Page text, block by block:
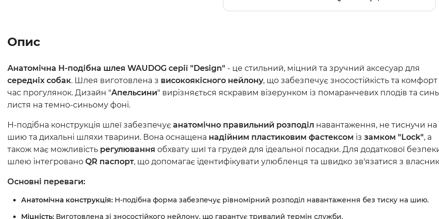
Ветеринарні аксесуари
Опис
Анатомічна Н-подібна шлея WAUDOG серії "Design" - це стильний, міцний та зручний аксесуар для
середніх собак. Шлея виготовлена з високоякісного нейлону, що забезпечує зносостійкість та комфорт
час прогулянок. Дизайн "Апельсини" вирізняється яскравим візерунком із помаранчевих плодів та
листя на темно-синьому фоні.
Н-подібна конструкція шлеї забезпечує анатомічно правильний розподіл навантаження, не тиснучи на
шию та дихальні шляхи тварини. Вона оснащена надійним пластиковим фастексом із замком "Lock", а
також має можливість регулювання обхвату шиї та грудей для ідеальної посадки. Для додаткової
шлею інтегровано QR паспорт, що допомагає ідентифікувати улюбленця та швидко зв'язатися з
Основні переваги:
Анатомічна конструкція: Н-подібна форма забезпечує рівномірний розподіл навантаження без тиску на шию.
Міцність: Виготовлена зі зносостійкого нейлону, що гарантує тривалий термін служби.